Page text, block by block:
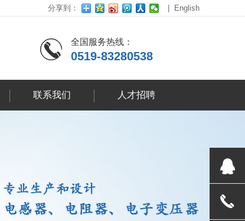
English
分享到：
全国服务热线：
0519-83280538
联系我们 人才招聘